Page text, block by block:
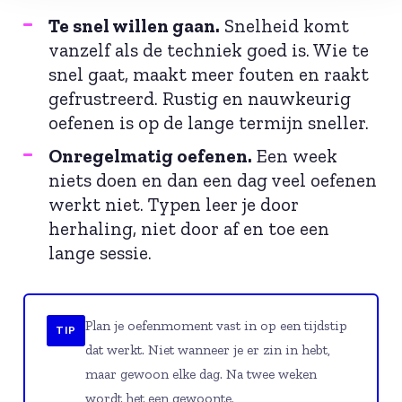
Te snel willen gaan. Snelheid komt
vanzelf als de techniek goed is. Wie te
snel gaat, maakt meer fouten en raakt
gefrustreerd. Rustig en nauwkeurig
oefenen is op de lange termijn sneller.
Onregelmatig oefenen. Een week
niets doen en dan een dag veel oefenen
werkt niet. Typen leer je door
herhaling, niet door af en toe een
lange sessie.
TIP
Plan je oefenmoment vast in op een tijdstip
dat werkt. Niet wanneer je er zin in hebt,
maar gewoon elke dag. Na twee weken
wordt het een gewoonte.